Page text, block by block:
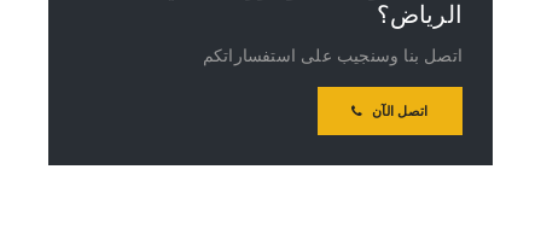
الرياض؟
اتصل بنا وسنجيب على استفساراتكم
اتصل الآن